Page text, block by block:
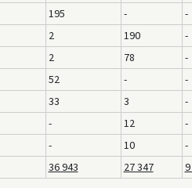
195 -
-
2 190
-
2 78
-
52 -
-
33 3
-
- 12
-
- 10
-
36 943 27 347